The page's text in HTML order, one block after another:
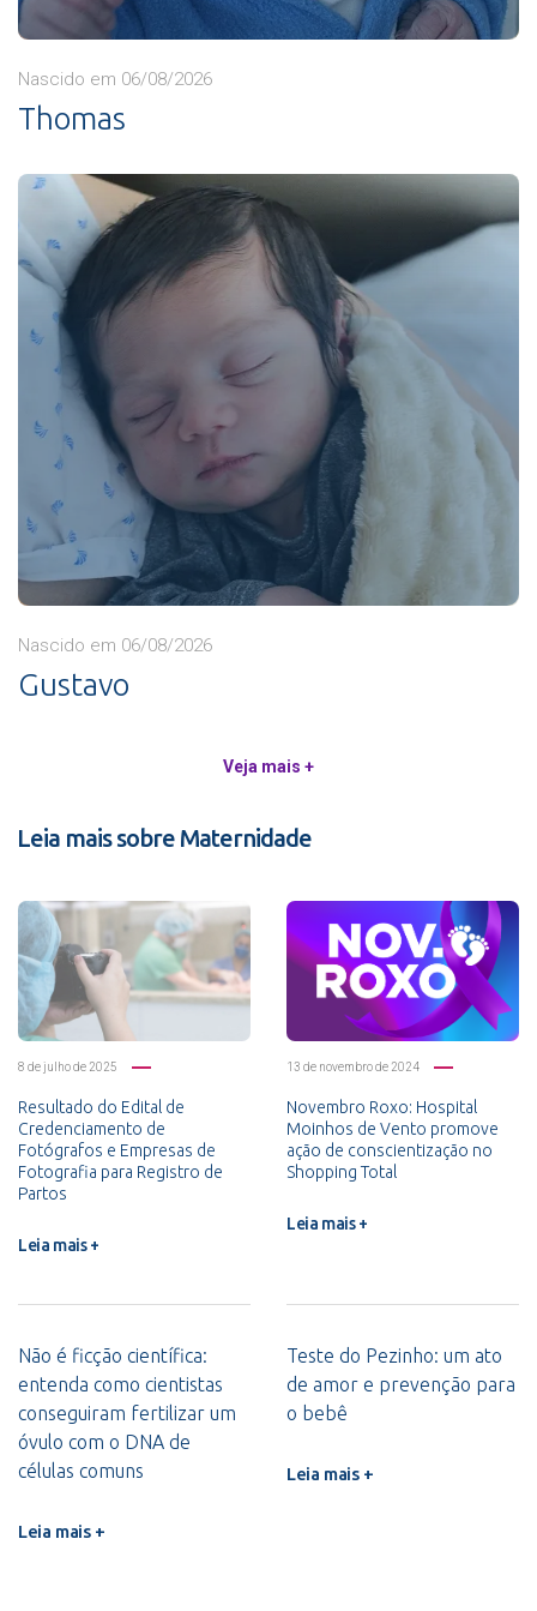
Nascido em 06/08/2026
Thomas
Nascido em 06/08/2026
Gustavo
Veja mais +
Leia mais sobre Maternidade
8 de julho de 2025
Resultado do Edital de
Credenciamento de
Fotógrafos e Empresas de
Fotografia para Registro de
Partos
Leia mais +
13 de novembro de 2024
Novembro Roxo: Hospital
Moinhos de Vento promove
ação de conscientização no
Shopping Total
Leia mais +
Não é ficção científica:
entenda como cientistas
conseguiram fertilizar um
óvulo com o DNA de
células comuns
Leia mais +
Teste do Pezinho: um ato
de amor e prevenção para
o bebê
Leia mais +